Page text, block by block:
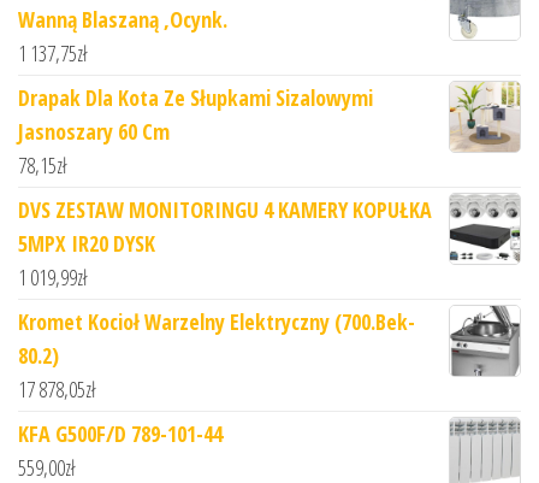
Wanną Blaszaną ,Ocynk.
1 137,75zł
Drapak Dla Kota Ze Słupkami Sizalowymi
Jasnoszary 60 Cm
78,15zł
DVS ZESTAW MONITORINGU 4 KAMERY KOPUŁKA
5MPX IR20 DYSK
1 019,99zł
Kromet Kocioł Warzelny Elektryczny (700.Bek-
80.2)
17 878,05zł
KFA G500F/D 789-101-44
559,00zł